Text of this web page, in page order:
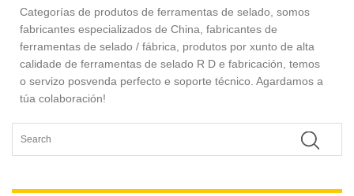
Categorías de produtos de ferramentas de selado, somos
fabricantes especializados de China, fabricantes de
ferramentas de selado / fábrica, produtos por xunto de alta
calidade de ferramentas de selado R D e fabricación, temos
o servizo posvenda perfecto e soporte técnico. Agardamos a
túa colaboración!